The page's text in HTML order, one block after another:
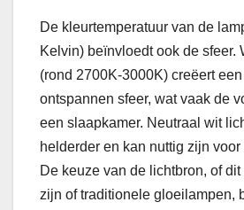
De kleurtemperatuur van de
Kelvin) beïnvloedt ook de sfeer.
(rond 2700K-3000K) creëert
ontspannen sfeer, wat vaak de
een slaapkamer. Neutraal wit
helderder en kan nuttig zijn
De keuze van de lichtbron, of
zijn of traditionele gloeilampen,